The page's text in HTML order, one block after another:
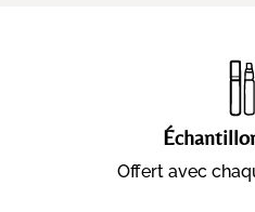
Offert avec